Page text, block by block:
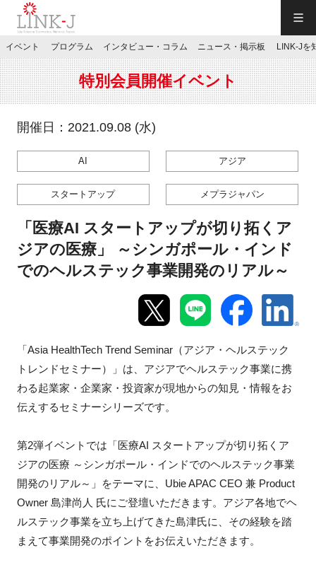
JP／EN
特別会員専用メニュー
お問い合わせ
イベント
インタビュー・コラム
ニュース・掲示板
LINK-Jを知る
イベント プログラム インタビュー・コラム ニュース・掲示板 LINK-Jを
特別会員開催イベント
開催日：2021.09.08 (水)
AI アジア
スタートアップ メプラジャパン
「医療AI スタートアップが切り拓くア
ジアの医療」 ～シンガポール・インド
でのヘルステック事業開発のリアル～
「Asia HealthTech Trend Seminar（アジア・ヘルステック
トレンドセミナー）」は、アジアでヘルステック事業に携
わる起業家・企業家・投資家が現地からの知見・情報をお
伝えするセミナーシリーズです。
第2弾イベントでは「医療AI スタートアップが切り拓くア
ジアの医療 ～シンガポール・インドでのヘルステック事業
開発のリアル～」をテーマに、Ubie APAC CEO 兼 Product
Owner 島津尚人 氏にご登壇いただきます。アジア各地でヘ
ルステック事業を立ち上げてきた島津氏に、その経験を踏
まえて事業開発のポイントをお伝えいただきます。